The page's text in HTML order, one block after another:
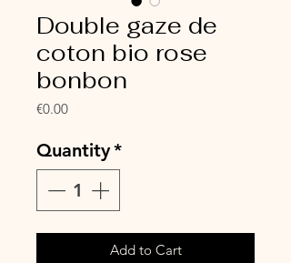
Double gaze de
coton bio rose
bonbon
€0.00Price
Quantity*
Add to Cart